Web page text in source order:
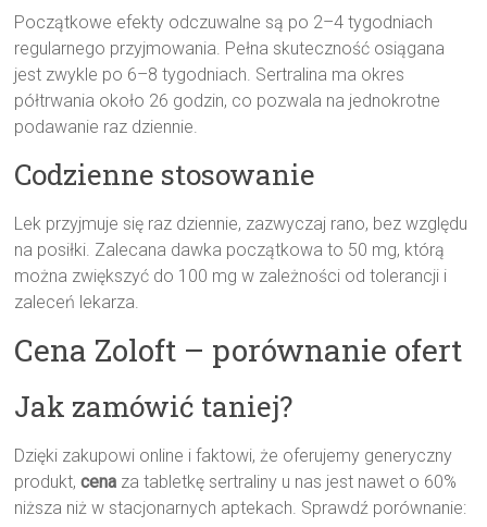
Początkowe efekty odczuwalne są po 2–4 tygodniach
regularnego przyjmowania. Pełna skuteczność osiągana
jest zwykle po 6–8 tygodniach. Sertralina ma okres
półtrwania około 26 godzin, co pozwala na jednokrotne
podawanie raz dziennie.
Codzienne stosowanie
Lek przyjmuje się raz dziennie, zazwyczaj rano, bez względu
na posiłki. Zalecana dawka początkowa to 50 mg, którą
można zwiększyć do 100 mg w zależności od tolerancji i
zaleceń lekarza.
Cena Zoloft – porównanie ofert
Jak zamówić taniej?
Dzięki zakupowi online i faktowi, że oferujemy generyczny
produkt,cena za tabletkę sertraliny u nas jest nawet o 60%
niższa niż w stacjonarnych aptekach. Sprawdź porównanie: